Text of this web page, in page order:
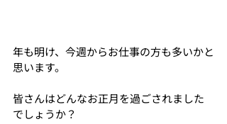
年も明け、今週からお仕事の方も多いかと
思います。
皆さんはどんなお正月を過ごされました
でしょうか？